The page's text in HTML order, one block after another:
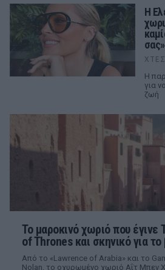
Η
σας»
ΧΤΕΣ
Η
για
ζωή
Το μαροκινό χωριό που έγινε
of Thrones και σκηνικό για
Από το «Lawrence of Arabia» και το
Nolan, το οχυρωμένο χωριό Αΐτ Μπεν